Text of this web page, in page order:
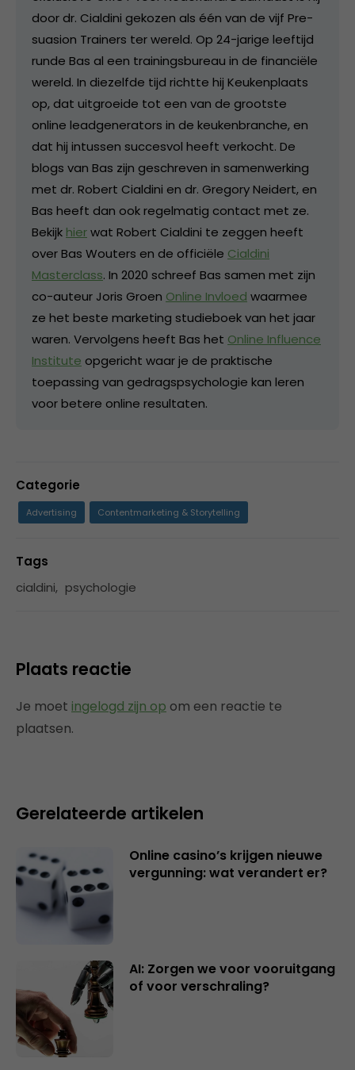
door dr. Cialdini gekozen als één van de vijf Pre-
suasion Trainers ter wereld. Op 24-jarige leeftijd
runde Bas al een trainingsbureau in de financiële
wereld. In diezelfde tijd richtte hij Keukenplaats
op, dat uitgroeide tot een van de grootste
online leadgenerators in de keukenbranche, en
dat hij intussen succesvol heeft verkocht. De
blogs van Bas zijn geschreven in samenwerking
met dr. Robert Cialdini en dr. Gregory Neidert, en
Bas heeft dan ook regelmatig contact met ze.
Bekijk hierwat Robert Cialdini te zeggen heeft
over Bas Wouters en de officiële Cialdini
Masterclass. In 2020 schreef Bas samen met zijn
co-auteur Joris Groen Online Invloed waarmee
ze het beste marketing studieboek van het jaar
waren. Vervolgens heeft Bas het Online Influence
Institute opgericht waar je de praktische
toepassing van gedragspsychologie kan leren
voor betere online resultaten.
Categorie
Advertising Contentmarketing & Storytelling
Tags
cialdini, psychologie
Plaats reactie
Je moet ingelogd zijn op om een reactie te
plaatsen.
Gerelateerde artikelen
Online casino’s krijgen nieuwe
vergunning: wat verandert er?
AI: Zorgen we voor vooruitgang
of voor verschraling?